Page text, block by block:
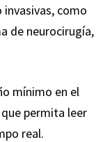
como
de neurocirugía,
mínimo en el
permita leer
real.